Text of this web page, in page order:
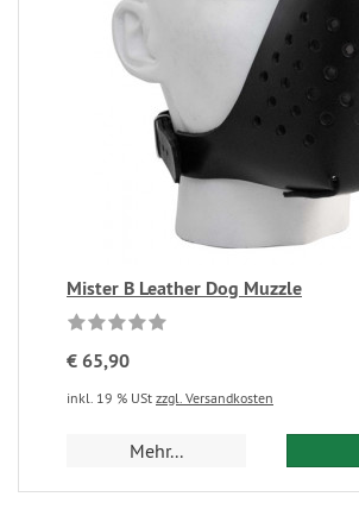
Mister B Leather Dog Muzzle
€ 65,90
inkl. 19 % USt zzgl. Versandkosten
Mehr...